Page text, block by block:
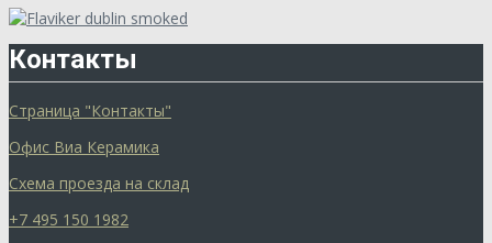
Контакты
Страница "Контакты"
Офис Виа Керамика
Схема проезда на склад
+7 495 150 1982